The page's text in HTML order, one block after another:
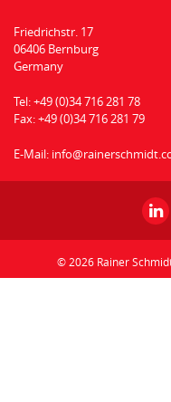
Friedrichstr. 17
06406 Bernburg
Germany
Tel:+49 (0)34 716 281 78
Fax:+49 (0)34 716 281 79
E-Mail:
-
© 2026 Rainer